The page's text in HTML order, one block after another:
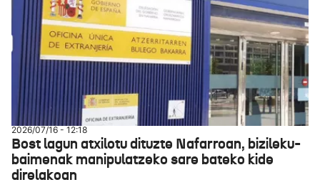
2026/07/16 - 12:18
Bost lagun atxilotu dituzte Nafarroan, bizileku-
baimenak manipulatzeko sare bateko kide
direlakoan